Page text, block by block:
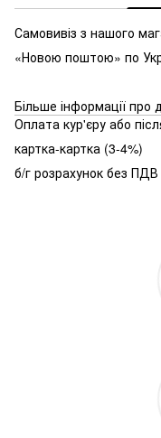
Самовивіз з нашого
«Новою поштою» по
Більше інформації про
Оплата кур'єру або
картка-картка (3-4%)
б/г розрахунок без